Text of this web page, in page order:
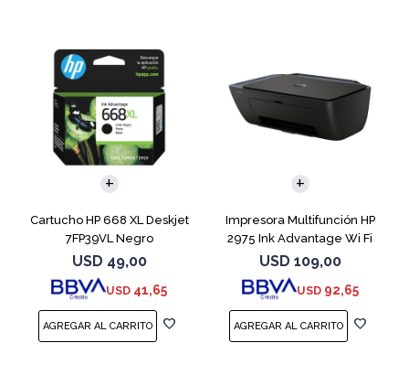
Cartucho HP 668 XL Deskjet
7FP39VL Negro
USD 49,00
USD 41,65
Impresora Multifunción HP
2975 Ink Advantage Wi Fi
USD 109,00
USD 92,65